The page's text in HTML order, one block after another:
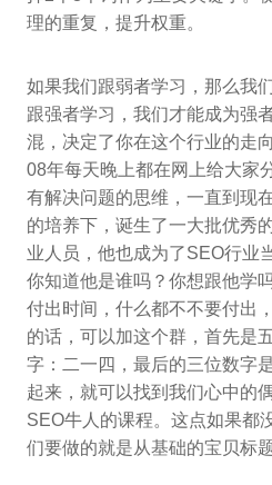
理的重复，提升权重。
如果我们跟弱者学习，那么我
跟强者学习，我们才能成为强
混，决定了你在这个行业的走
08年每天晚上都在网上给大家
有解决问题的思维，一直到现
的培养下，诞生了一大批优秀
业人员，他也成为了SEO行业
你知道他是谁吗？你想跟他学
付出时间，什么都不不要付出
的话，可以加这个群，首先是
字：二一四，最后的三位数字
起来，就可以找到我们心中的
SEO牛人的课程。这点如果都
们要做的就是从基础的宝贝标